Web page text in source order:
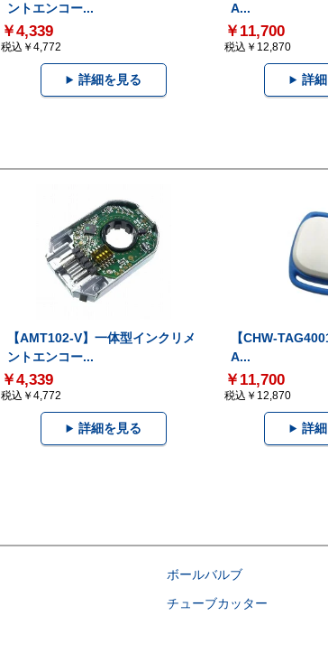
ントエンコー...
￥4,339
税込￥4,772
詳細を見る
A...
￥11,700
税込￥12,870
詳
【AMT102-V】一体型インクリメ
ントエンコー...
￥4,339
税込￥4,772
詳細を見る
【CHW-
A...
￥11,700
税込￥12,870
詳
ボールバルブ
チューブカッター